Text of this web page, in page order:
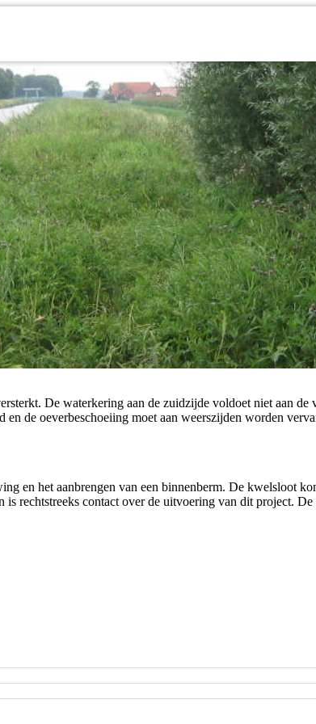
De waterkering aan de zuidzijde voldoet niet aan de
de oeverbeschoeiing moet aan weerszijden worden
en het aanbrengen van een binnenberm. De kwelsloot
rechtstreeks contact over de uitvoering van dit project.